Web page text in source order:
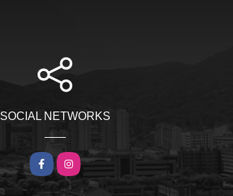
SOCIAL NETWORKS
FacebookInstagram